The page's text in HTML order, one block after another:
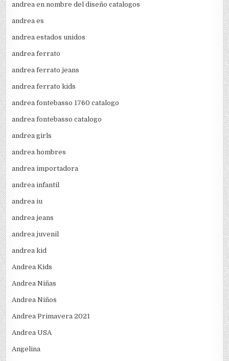
andrea en nombre del diseño catalogos
andrea es
andrea estados unidos
andrea ferrato
andrea ferrato jeans
andrea ferrato kids
andrea fontebasso 1760 catalogo
andrea fontebasso catalogo
andrea girls
andrea hombres
andrea importadora
andrea infantil
andrea iu
andrea jeans
andrea juvenil
andrea kid
Andrea Kids
Andrea Niñas
Andrea Niños
Andrea Primavera 2021
Andrea USA
Angelina